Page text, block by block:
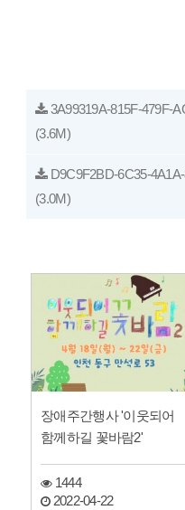
3A99319A-815F-479F-
(3.6M)
D9C9F2BD-6C35-
(3.0M)
장애주간행사 '이웃되어
함께하길 꽃바람2'
1444
2022-04-22